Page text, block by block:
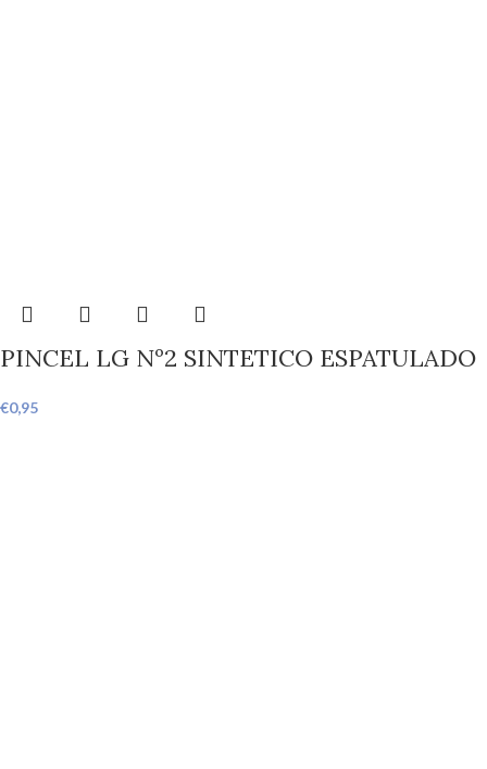
PINCEL LG Nº2 SINTETICO ESPATULADO
€0,95